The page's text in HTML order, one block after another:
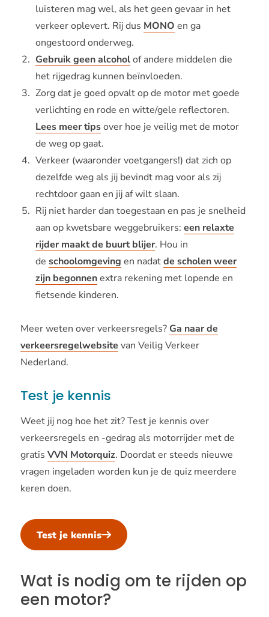
luisteren mag wel, als het geen gevaar in het
verkeer oplevert. Rij dus MONO en ga
ongestoord onderweg.
Gebruik geen alcoholof andere middelen die
het rijgedrag kunnen beïnvloeden.
Zorg dat je goed opvalt op de motor met goede
verlichting en rode en witte/gele reflectoren.
Lees meer tipsover hoe je veilig met de motor
de weg op gaat.
Verkeer (waaronder voetgangers!) dat zich op
dezelfde weg als jij bevindt mag voor als zij
rechtdoor gaan en jij af wilt slaan.
Rij niet harder dan toegestaan en pas je snelheid
aan op kwetsbare weggebruikers: een relaxte
rijder maakt de buurt blijer. Hou in
de schoolomgeving en nadatde scholen weer
zijn begonnenextra rekening met lopende en
fietsende kinderen.
Meer weten over verkeersregels? Ga naar de
verkeersregelwebsite van Veilig Verkeer
Nederland.
Test je kennis
Weet jij nog hoe het zit? Test je kennis over
verkeersregels en -gedrag als motorrijder met de
gratis VVN Motorquiz. Doordat er steeds nieuwe
vragen ingeladen worden kun je de quiz meerdere
keren doen.
Test je kennis
Wat is nodig om te rijden op
een motor?